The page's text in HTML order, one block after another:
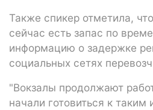
Также спикер отметила,
сейчас есть запас по
информацию о задержке
социальных сетях
"Вокзалы продолжают
начали готовиться к